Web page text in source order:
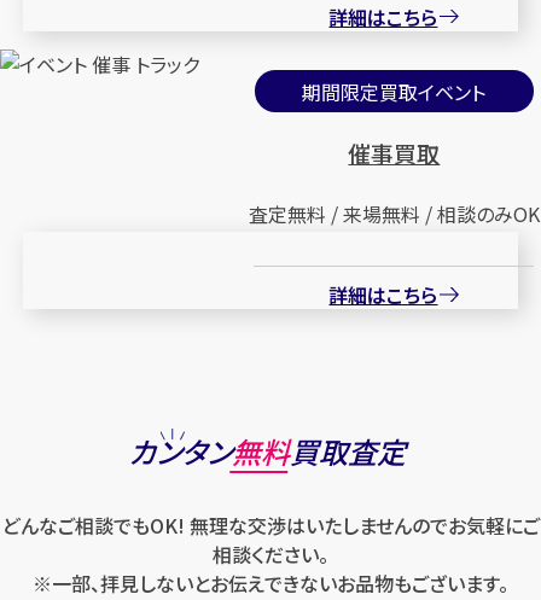
詳細はこちら
期間限定買取イベント
催事買取
査定無料 / 来場無料 / 相談のみOK
詳細はこちら
カンタン無料買取査定
どんなご相談でもOK! 無理な交渉はいたしませんのでお気軽にご
相談ください。
※一部、拝見しないとお伝えできないお品物もございます。